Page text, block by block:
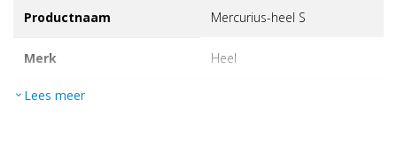
Productnaam Mercurius-heel S
Merk heel
EAN
expand_more Lees meer